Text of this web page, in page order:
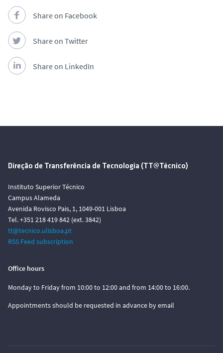
Share on Facebook
Share on Twitter
Share on LinkedIn
Direção de Transferência de Tecnologia (TT@Técnico)
Instituto Superior Técnico
Campus Alameda
Avenida Rovisco Pais, 1, 1049-001 Lisboa
Tel. +351 218 419 842 (ext. 3842)
tt@tecnico.ulisboa.pt
RSS Feed subscription
Office hours
Monday to Friday from 10:00 to 12:00 and from 14:00 to 16:00.
Appointments should be requested in advance by email